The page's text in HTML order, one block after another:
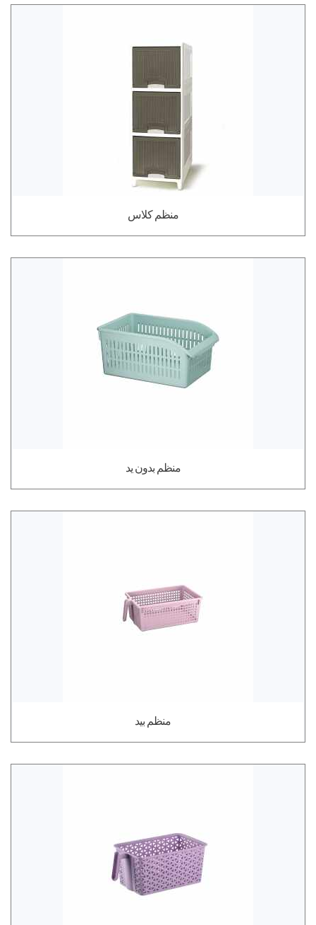
منظم كلاس
منظم بدون يد
منظم بيد